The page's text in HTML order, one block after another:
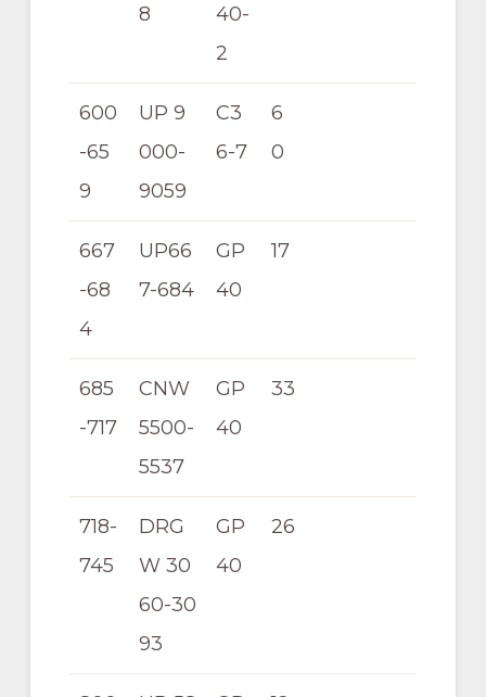
8
40-
2
600
-65
9
UP 9
000-
9059
C3
6-7
6
0
667
-68
4
UP66
7-684
GP
40
17
685
-717
CNW
5500-
5537
GP
40
33
718-
745
DRG
W 30
60-30
93
GP
40
26